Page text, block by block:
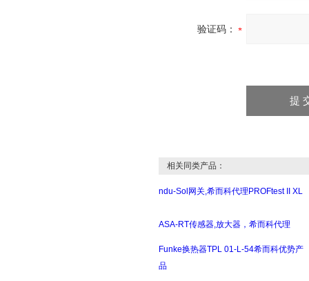
验证码：
相关同类产品：
ndu-Sol网关,希而科代理PROFtest II XL
ASA-RT传感器,放大器，希而科代理
Funke换热器TPL 01-L-54希而科优势产
品